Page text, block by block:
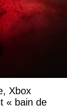
Xbox
« bain de